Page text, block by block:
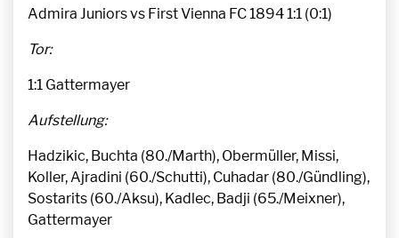
Admira Juniors vs First Vienna FC 1894 1:1 (0:1)
Tor:
1:1 Gattermayer
Aufstellung:
Hadzikic, Buchta (80./Marth), Obermüller, Missi,
Koller, Ajradini (60./Schutti), Cuhadar (80./Gündling),
Sostarits (60./Aksu), Kadlec, Badji (65./Meixner),
Gattermayer